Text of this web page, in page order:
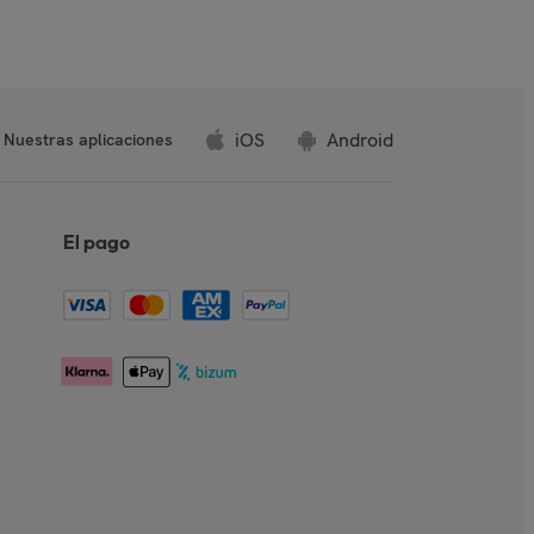
Nuestras aplicaciones iOS Android
El pago